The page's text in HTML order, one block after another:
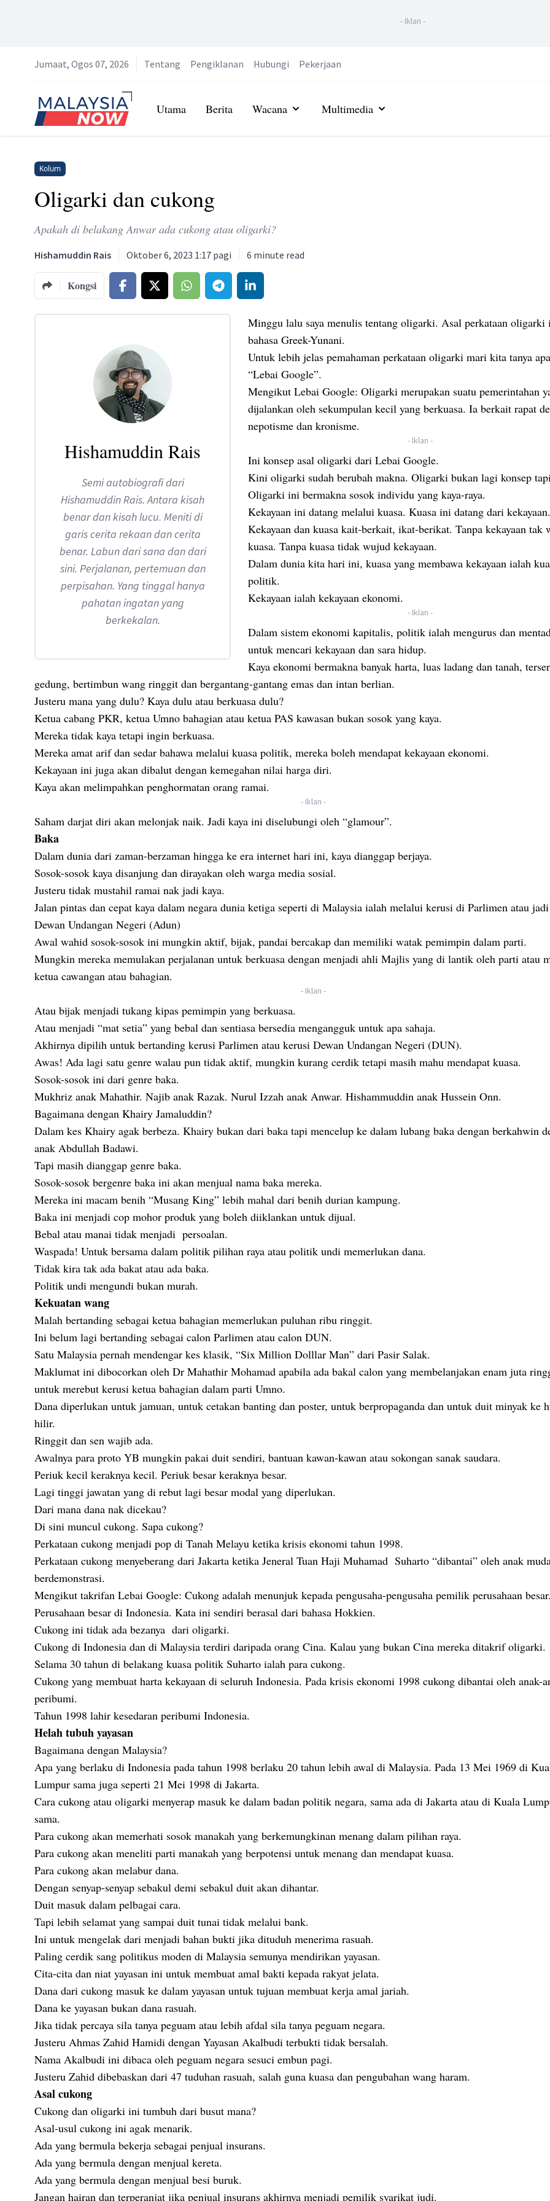
- Iklan -
Jumaat, Ogos 07, 2026 Tentang Pengiklanan Hubungi Pekerjaan
Home
Utama Berita Wacana Multimedia
Kolum
Oligarki dan cukong
Apakah di belakang Anwar ada cukong atau oligarki?
Hishamuddin Rais Oktober 6, 2023 1:17 pagi 6 minute read
Kongsi
Hishamuddin Rais
Semi autobiografi dari
Hishamuddin Rais. Antara kisah
benar dan kisah lucu. Meniti di
garis cerita rekaan dan cerita
benar. Labun dari sana dan dari
sini. Perjalanan, pertemuan dan
perpisahan. Yang tinggal hanya
pahatan ingatan yang
berkekalan.
Minggu lalu saya menulis tentang oligarki. Asal perkataan oligarki
bahasa Greek-Yunani.
Untuk lebih jelas pemahaman perkataan oligarki mari kita tanya
“Lebai Google”.
Mengikut Lebai Google: Oligarki merupakan suatu pemerintahan
dijalankan oleh sekumpulan kecil yang berkuasa. Ia berkait rapat
nepotisme dan kronisme.
- Iklan -
Ini konsep asal oligarki dari Lebai Google.
Kini oligarki sudah berubah makna. Oligarki bukan lagi konsep
Oligarki ini bermakna sosok individu yang kaya-raya.
Kekayaan ini datang melalui kuasa. Kuasa ini datang dari kekayaan.
Kekayaan dan kuasa kait-berkait, ikat-berikat. Tanpa kekayaan tak
kuasa. Tanpa kuasa tidak wujud kekayaan.
Dalam dunia kita hari ini, kuasa yang membawa kekayaan ialah
politik.
Kekayaan ialah kekayaan ekonomi.
- Iklan -
Dalam sistem ekonomi kapitalis, politik ialah mengurus dan
untuk mencari kekayaan dan sara hidup.
Kaya ekonomi bermakna banyak harta, luas ladang dan tanah,
gedung, bertimbun wang ringgit dan bergantang-gantang emas dan intan berlian.
Justeru mana yang dulu? Kaya dulu atau berkuasa dulu?
Ketua cabang PKR, ketua Umno bahagian atau ketua PAS kawasan bukan sosok yang kaya.
Mereka tidak kaya tetapi ingin berkuasa.
Mereka amat arif dan sedar bahawa melalui kuasa politik, mereka boleh mendapat kekayaan ekonomi.
Kekayaan ini juga akan dibalut dengan kemegahan nilai harga diri.
Kaya akan melimpahkan penghormatan orang ramai.
- Iklan -
Saham darjat diri akan melonjak naik. Jadi kaya ini diselubungi oleh “glamour”.
Baka
Dalam dunia dari zaman-berzaman hingga ke era internet hari ini, kaya dianggap berjaya.
Sosok-sosok kaya disanjung dan dirayakan oleh warga media sosial.
Justeru tidak mustahil ramai nak jadi kaya.
Jalan pintas dan cepat kaya dalam negara dunia ketiga seperti di Malaysia ialah melalui kerusi di Parlimen atau
Dewan Undangan Negeri (Adun)
Awal wahid sosok-sosok ini mungkin aktif, bijak, pandai bercakap dan memiliki watak pemimpin dalam parti.
Mungkin mereka memulakan perjalanan untuk berkuasa dengan menjadi ahli Majlis yang di lantik oleh parti atau
ketua cawangan atau bahagian.
- Iklan -
Atau bijak menjadi tukang kipas pemimpin yang berkuasa.
Atau menjadi “mat setia” yang bebal dan sentiasa bersedia mengangguk untuk apa sahaja.
Akhirnya dipilih untuk bertanding kerusi Parlimen atau kerusi Dewan Undangan Negeri (DUN).
Awas! Ada lagi satu genre walau pun tidak aktif, mungkin kurang cerdik tetapi masih mahu mendapat kuasa.
Sosok-sosok ini dari genre baka.
Mukhriz anak Mahathir. Najib anak Razak. Nurul Izzah anak Anwar. Hishammuddin anak Hussein Onn.
Bagaimana dengan Khairy Jamaluddin?
Dalam kes Khairy agak berbeza. Khairy bukan dari baka tapi mencelup ke dalam lubang baka dengan berkahwin
anak Abdullah Badawi.
Tapi masih dianggap genre baka.
Sosok-sosok bergenre baka ini akan menjual nama baka mereka.
Mereka ini macam benih “Musang King” lebih mahal dari benih durian kampung.
Baka ini menjadi cop mohor produk yang boleh diiklankan untuk dijual.
Bebal atau manai tidak menjadi persoalan.
Waspada! Untuk bersama dalam politik pilihan raya atau politik undi memerlukan dana.
Tidak kira tak ada bakat atau ada baka.
Politik undi mengundi bukan murah.
Kekuatan wang
Malah bertanding sebagai ketua bahagian memerlukan puluhan ribu ringgit.
Ini belum lagi bertanding sebagai calon Parlimen atau calon DUN.
Satu Malaysia pernah mendengar kes klasik, “Six Million Dolllar Man” dari Pasir Salak.
Maklumat ini dibocorkan oleh Dr Mahathir Mohamad apabila ada bakal calon yang membelanjakan enam juta
untuk merebut kerusi ketua bahagian dalam parti Umno.
Dana diperlukan untuk jamuan, untuk cetakan banting dan poster, untuk berpropaganda dan untuk duit minyak ke
hilir.
Ringgit dan sen wajib ada.
Awalnya para proto YB mungkin pakai duit sendiri, bantuan kawan-kawan atau sokongan sanak saudara.
Periuk kecil keraknya kecil. Periuk besar keraknya besar.
Lagi tinggi jawatan yang di rebut lagi besar modal yang diperlukan.
Dari mana dana nak dicekau?
Di sini muncul cukong. Sapa cukong?
Perkataan cukong menjadi pop di Tanah Melayu ketika krisis ekonomi tahun 1998.
Perkataan cukong menyeberang dari Jakarta ketika Jeneral Tuan Haji Muhamad Suharto “dibantai” oleh anak
berdemonstrasi.
Mengikut takrifan Lebai Google: Cukong adalah menunjuk kepada pengusaha-pengusaha pemilik perusahaan besar.
Perusahaan besar di Indonesia. Kata ini sendiri berasal dari bahasa Hokkien.
Cukong ini tidak ada bezanya dari oligarki.
Cukong di Indonesia dan di Malaysia terdiri daripada orang Cina. Kalau yang bukan Cina mereka ditakrif oligarki.
Selama 30 tahun di belakang kuasa politik Suharto ialah para cukong.
Cukong yang membuat harta kekayaan di seluruh Indonesia. Pada krisis ekonomi 1998 cukong dibantai oleh anak-
peribumi.
Tahun 1998 lahir kesedaran peribumi Indonesia.
Helah tubuh yayasan
Bagaimana dengan Malaysia?
Apa yang berlaku di Indonesia pada tahun 1998 berlaku 20 tahun lebih awal di Malaysia. Pada 13 Mei 1969 di
Lumpur sama juga seperti 21 Mei 1998 di Jakarta.
Cara cukong atau oligarki menyerap masuk ke dalam badan politik negara, sama ada di Jakarta atau di Kuala
sama.
Para cukong akan memerhati sosok manakah yang berkemungkinan menang dalam pilihan raya.
Para cukong akan meneliti parti manakah yang berpotensi untuk menang dan mendapat kuasa.
Para cukong akan melabur dana.
Dengan senyap-senyap sebakul demi sebakul duit akan dihantar.
Duit masuk dalam pelbagai cara.
Tapi lebih selamat yang sampai duit tunai tidak melalui bank.
Ini untuk mengelak dari menjadi bahan bukti jika dituduh menerima rasuah.
Paling cerdik sang politikus moden di Malaysia semunya mendirikan yayasan.
Cita-cita dan niat yayasan ini untuk membuat amal bakti kepada rakyat jelata.
Dana dari cukong masuk ke dalam yayasan untuk tujuan membuat kerja amal jariah.
Dana ke yayasan bukan dana rasuah.
Jika tidak percaya sila tanya peguam atau lebih afdal sila tanya peguam negara.
Justeru Ahmas Zahid Hamidi dengan Yayasan Akalbudi terbukti tidak bersalah.
Nama Akalbudi ini dibaca oleh peguam negara sesuci embun pagi.
Justeru Zahid dibebaskan dari 47 tuduhan rasuah, salah guna kuasa dan pengubahan wang haram.
Asal cukong
Cukong dan oligarki ini tumbuh dari busut mana?
Asal-usul cukong ini agak menarik.
Ada yang bermula bekerja sebagai penjual insurans.
Ada yang bermula dengan menjual kereta.
Ada yang bermula dengan menjual besi buruk.
Jangan hairan dan terperanjat jika penjual insurans akhirnya menjadi pemilik syarikat judi.